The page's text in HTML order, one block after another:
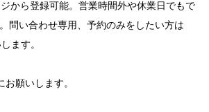
から登録可能。営業時間外や休業日でもで
問い合わせ専用、予約のみをしたい方は
ます。
願いします。